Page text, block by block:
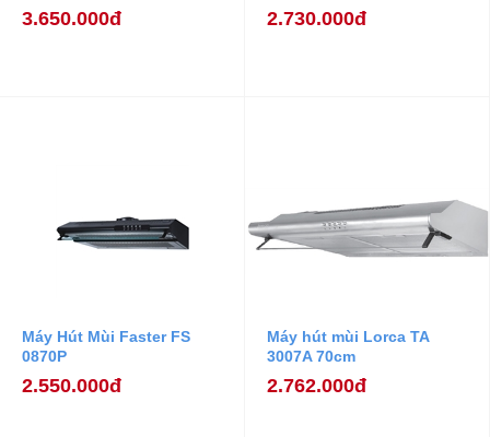
3.650.000đ 2.730.000đ
Máy Hút Mùi Faster FS
0870P
2.550.000đ
Máy hút mùi Lorca TA
3007A 70cm
2.762.000đ